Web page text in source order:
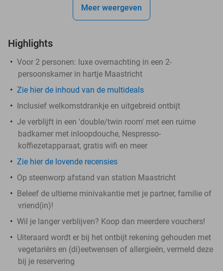
Meer weergeven
Highlights
Voor 2 personen: luxe overnachting in een 2-
persoonskamer in hartje Maastricht
Zie hier de inhoud van de multideals
Inclusief welkomstdrankje en uitgebreid ontbijt
Je verblijft in een 'double/twin room' met een ruime
badkamer met inloopdouche, Nespresso-
koffiezetapparaat, gratis wifi en meer
Zie hier de lovende recensies
Op steenworp afstand van station Maastricht
Beleef de ultieme minivakantie met je partner, familie of
vriend(in)!
Wil je langer verblijven? Koop dan meerdere vouchers!
Uiteraard wordt er bij het ontbijt rekening gehouden met
vegetariërs en (di)eetwensen of allergieën, vermeld deze
bij je reservering